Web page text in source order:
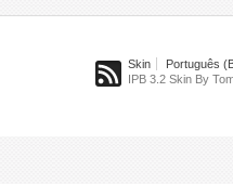
Skin Português
IPB 3.2 Skin By